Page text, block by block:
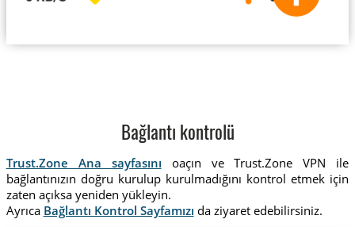
Bağlantı kontrolü
Trust.Zone Ana sayfasını oaçın ve Trust.Zone VPN ile
bağlantınızın doğru kurulup kurulmadığını kontrol etmek için
zaten açıksa yeniden yükleyin.
Ayrıca Bağlantı Kontrol Sayfamızı da ziyaret edebilirsiniz.